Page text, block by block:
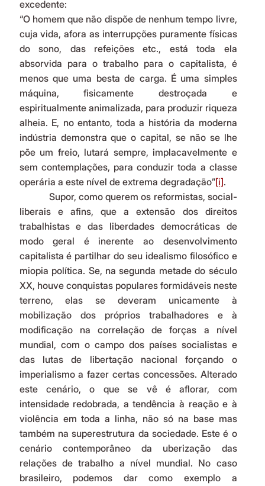
excedente:
“O homem que não dispõe de nenhum tempo livre,
cuja vida, afora as interrupções puramente físicas
do sono, das refeições etc., está toda ela
absorvida para o trabalho para o capitalista, é
menos que uma besta de carga. É uma simples
máquina, fisicamente destroçada e
espiritualmente animalizada, para produzir riqueza
alheia. E, no entanto, toda a história da moderna
indústria demonstra que o capital, se não se lhe
põe um freio, lutará sempre, implacavelmente e
sem contemplações, para conduzir toda a classe
operária a este nível de extrema degradação”[i].
Supor, como querem os reformistas, social-
liberais e afins, que a extensão dos direitos
trabalhistas e das liberdades democráticas de
modo geral é inerente ao desenvolvimento
capitalista é partilhar do seu idealismo filosófico e
miopia política. Se, na segunda metade do século
XX, houve conquistas populares formidáveis neste
terreno, elas se deveram unicamente à
mobilização dos próprios trabalhadores e à
modificação na correlação de forças a nível
mundial, com o campo dos países socialistas e
das lutas de libertação nacional forçando o
imperialismo a fazer certas concessões. Alterado
este cenário, o que se vê é aflorar, com
intensidade redobrada, a tendência à reação e à
violência em toda a linha, não só na base mas
também na superestrutura da sociedade. Este é o
cenário contemporâneo da uberização das
relações de trabalho a nível mundial. No caso
brasileiro, podemos dar como exemplo a